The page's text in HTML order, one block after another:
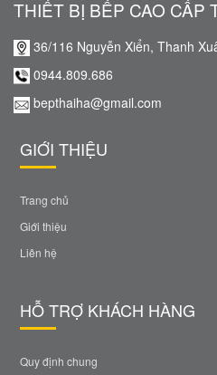
THIẾT BỊ BẾP CAO CẤP
36/116 Nguyễn Xiển, Thanh
0944.809.686
bepthaiha@gmail.com
GIỚI THIỆU
Trang chủ
Giới thiệu
Liên hệ
HỖ TRỢ KHÁCH HÀNG
Quy định chung